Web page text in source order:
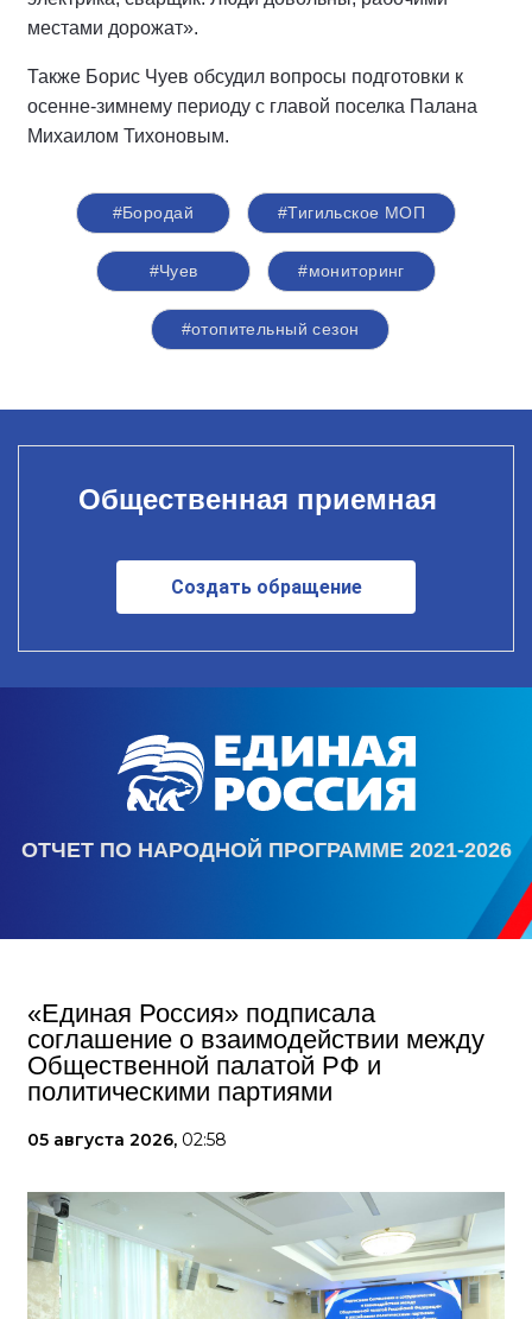
местами дорожат».
Также Борис Чуев обсудил вопросы подготовки к
осенне-зимнему периоду с главой поселка Палана
Михаилом Тихоновым.
#Бородай #Тигильское МОП
#Чуев #мониторинг
#отопительный сезон
Общественная приемная
Создать обращение
ОТЧЕТ ПО НАРОДНОЙ ПРОГРАММЕ 2021-2026
«Единая Россия» подписала
соглашение о взаимодействии между
Общественной палатой РФ и
политическими партиями
05 августа 2026, 02:58